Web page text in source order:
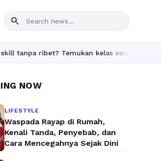
search
Temukan kelas seru dan materi
NOW
LIFESTYLE
Waspada Rayap di Rumah,
Kenali Tanda, Penyebab, dan
Cara Mencegahnya Sejak Dini